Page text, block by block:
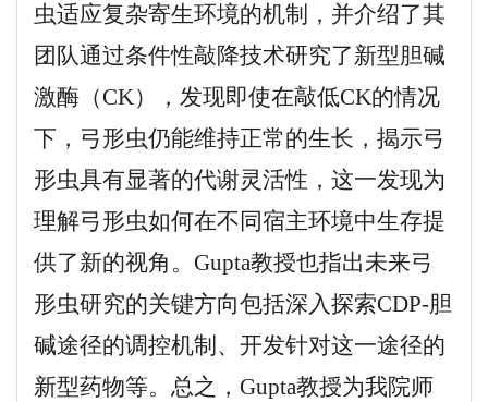
虫适应复杂寄生环境的机制 ， 并介绍了其
团队通过条件性敲降技术研究了新型胆碱
激酶（CK），发现即使在敲低CK的情况
下，弓形虫仍能维持正常的生长，揭示弓
形虫具有显著的代谢灵活性 ， 这一发现为
理解弓形虫如何在不同宿主环境中生存提
供了新的视角。 Gupta教授也指出未来弓
形虫研究的关键方向包括深入探索CDP-胆
碱途径的调控机制、开发针对这一途径的
新型药物等。 总之， Gupta教授为我院师